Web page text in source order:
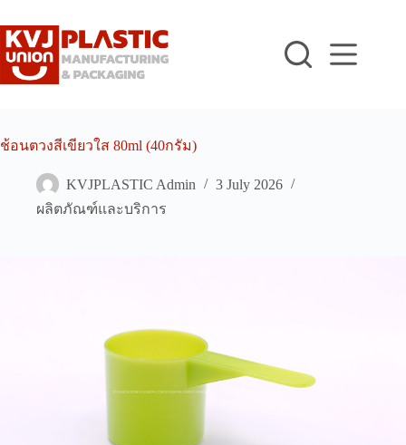
to
content
ช้อนตวงสีเขียวใส 80ml (40กรัม)
KVJPLASTIC Admin
3 July 2026
ผลิตภัณฑ์และบริการ